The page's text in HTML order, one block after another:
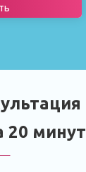
20 минут